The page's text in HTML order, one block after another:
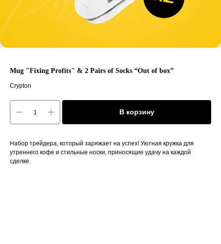
Mug "Fixing Profits" & 2 Pairs of Socks “Out of box”
Crypton
В корзину
Набор трейдера, который заряжает на успех! Уютная кружка для
утреннего кофе и стильные носки, приносящие удачу на каждой
сделке.